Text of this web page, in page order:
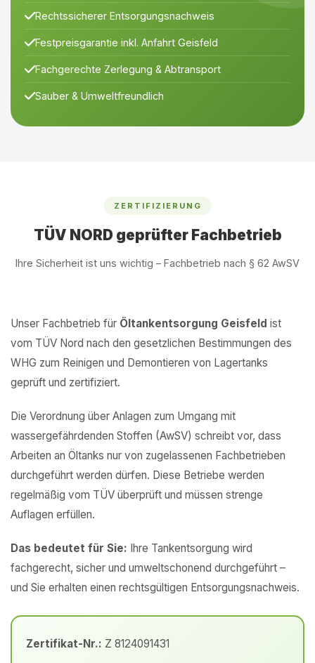
Rechtssicherer Entsorgungsnachweis
Festpreisgarantie inkl. Anfahrt Geisfeld
Fachgerechte Zerlegung & Abtransport
Sauber & Umweltfreundlich
ZERTIFIZIERUNG
TÜV NORD geprüfter Fachbetrieb
Ihre Sicherheit ist uns wichtig – Fachbetrieb nach § 62 AwSV
Unser Fachbetrieb für Öltankentsorgung Geisfeld ist
vom TÜV Nord nach den gesetzlichen Bestimmungen des
WHG zum Reinigen und Demontieren von Lagertanks
geprüft und zertifiziert.
Die Verordnung über Anlagen zum Umgang mit
wassergefährdenden Stoffen (AwSV) schreibt vor, dass
Arbeiten an Öltanks nur von zugelassenen Fachbetrieben
durchgeführt werden dürfen. Diese Betriebe werden
regelmäßig vom TÜV überprüft und müssen strenge
Auflagen erfüllen.
Das bedeutet für Sie: Ihre Tankentsorgung wird
fachgerecht, sicher und umweltschonend durchgeführt –
und Sie erhalten einen rechtsgültigen Entsorgungsnachweis.
Zertifikat-Nr.: Z 8124091431